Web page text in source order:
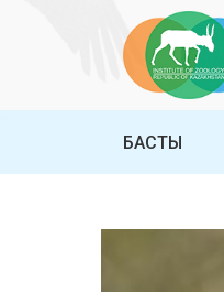
БАСТЫ